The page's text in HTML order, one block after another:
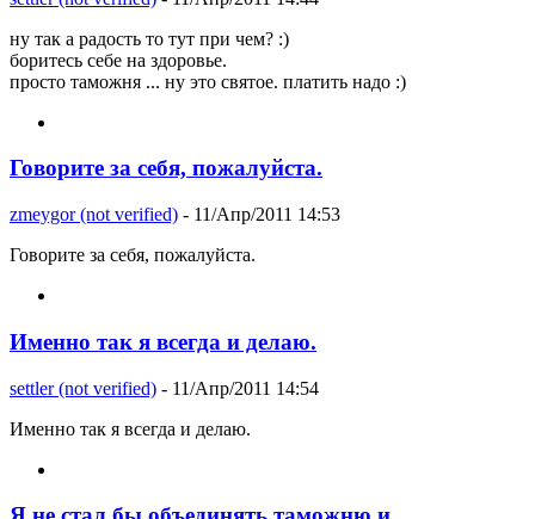
ну так а радость то тут при чем? :)
боритесь себе на здоровье.
просто таможня ... ну это святое. платить надо :)
Говорите за себя, пожалуйста.
zmeygor (not verified) - 11/Апр/2011 14:53
Говорите за себя, пожалуйста.
Именно так я всегда и делаю.
settler (not verified) - 11/Апр/2011 14:54
Именно так я всегда и делаю.